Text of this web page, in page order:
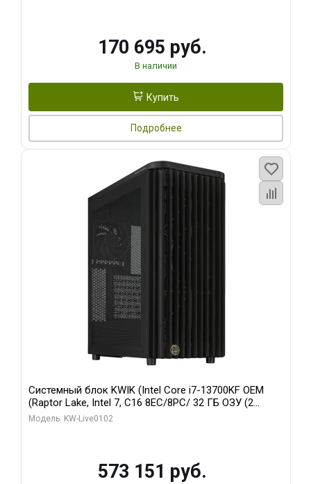
170 695 руб.
В наличии
Купить
Подробнее
Системный блок KWIK (Intel Core i7-13700KF OEM
(Raptor Lake, Intel 7, C16 8EC/8PC/ 32 ГБ ОЗУ (2
модуля)/ Afox RTX4090 24GB GDDR6X 384-Bit 3xDP
Модель: KW-Live0102
573 151 руб.